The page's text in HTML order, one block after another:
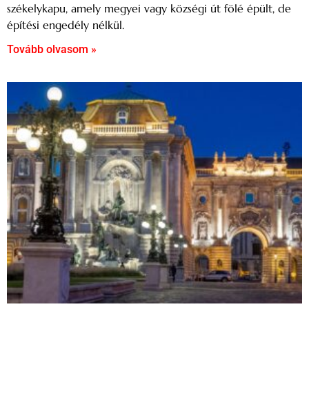
székelykapu, amely megyei vagy községi út fölé épült, de
építési engedély nélkül.
Tovább olvasom »